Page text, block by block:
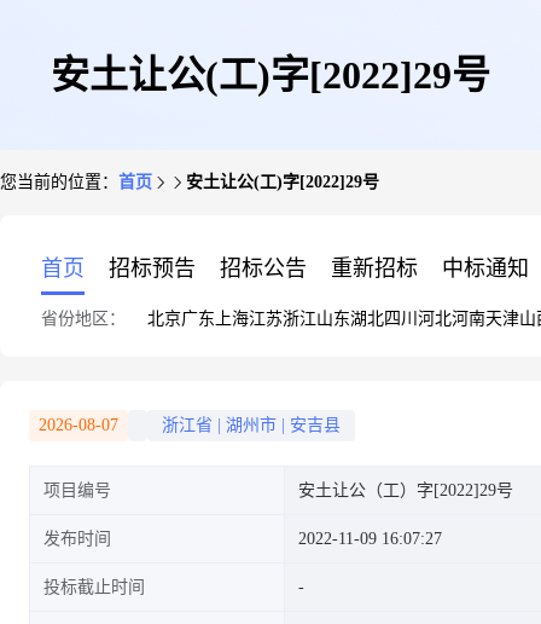
安土让公(工)字[2022]29号
您当前的位置： 首页 安土让公(工)字[2022]29号
首页 招标预告 招标公告 重新招标 中标通知
省份地区： 北京广东 上海江苏浙江山东湖北四川 河北河南天津山
2026-08-07 浙江省 湖州市 安吉县
项目编号 安土让公（工）字[2022]29号
发布时间 2022-11-09 16:07:27
投标截止时间